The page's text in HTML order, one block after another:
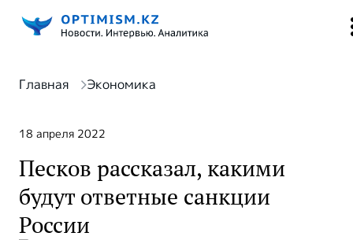
Главная Экономика
18 апреля 2022
Песков рассказал, какими
будут ответные санкции
России